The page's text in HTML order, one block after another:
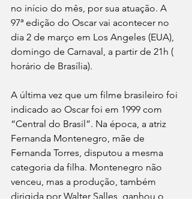
no início do mês, por sua atuação. A
97ª edição do Oscar vai acontecer no
dia 2 de março em Los Angeles (EUA),
domingo de Carnaval, a partir de 21h (
horário de Brasília).
A última vez que um filme brasileiro foi
indicado ao Oscar foi em 1999 com
“Central do Brasil”. Na época, a atriz
Fernanda Montenegro, mãe de
Fernanda Torres, disputou a mesma
categoria da filha. Montenegro não
venceu, mas a produção, também
dirigida por Walter Salles, ganhou o